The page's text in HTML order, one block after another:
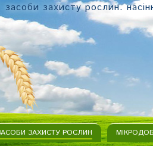
засоби захисту рослин.
ЗАХИСТУ РОСЛИН